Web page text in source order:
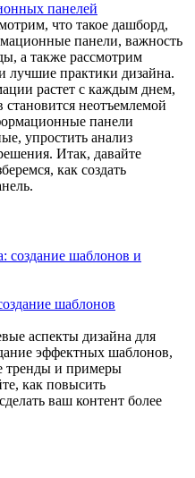
панелей
что такое дашборд,
панели, важность
а также рассмотрим
практики дизайна.
растет с каждым днем,
неотъемлемой
панели
упростить анализ
Итак, давайте
как создать
шаблонов
аспекты дизайна для
эффектных шаблонов,
тренды и примеры
как повысить
ваш контент более